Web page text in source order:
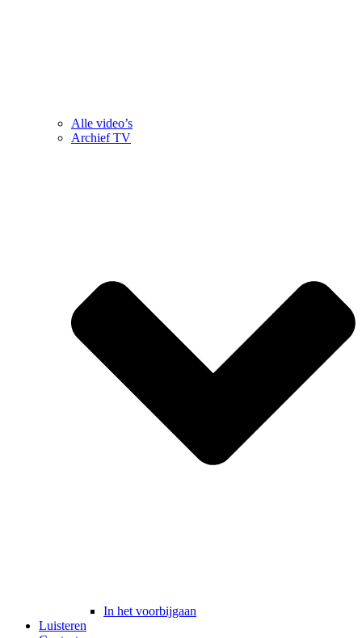
Alle video’s
Archief TV
In het voorbijgaan
Luisteren